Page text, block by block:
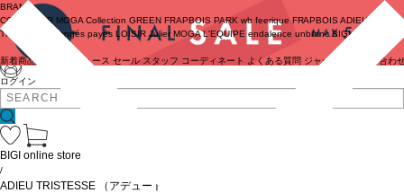
ログイン
BRAND
COUTURIER MOGA Collection GREEN FRAPBOIS PARK wb feerique FRAPBOIS ADIEU
TRISTESSE
congés payés LOISIR Julier MOGA L'EQUIPE endalence unbilanc BIGI online store
新着商品 ニュース セール スタッフ コーディネート よくある質問 ジャーナル お問い合わ
BIGI online store
/
ADIEU TRISTESSE （アデュートリステス）